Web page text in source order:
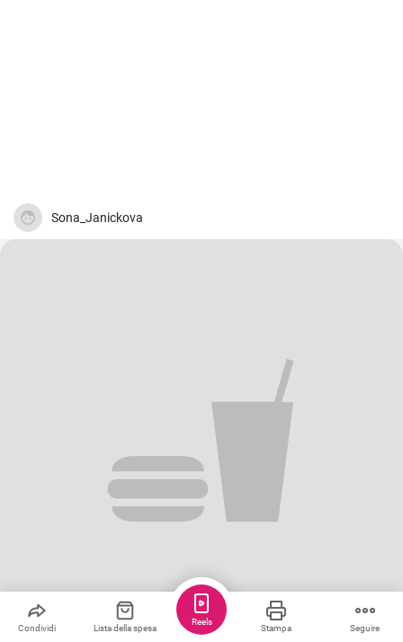
Sona_Janickova
Condividi Lista della spesa Stampa Seguire
Reels